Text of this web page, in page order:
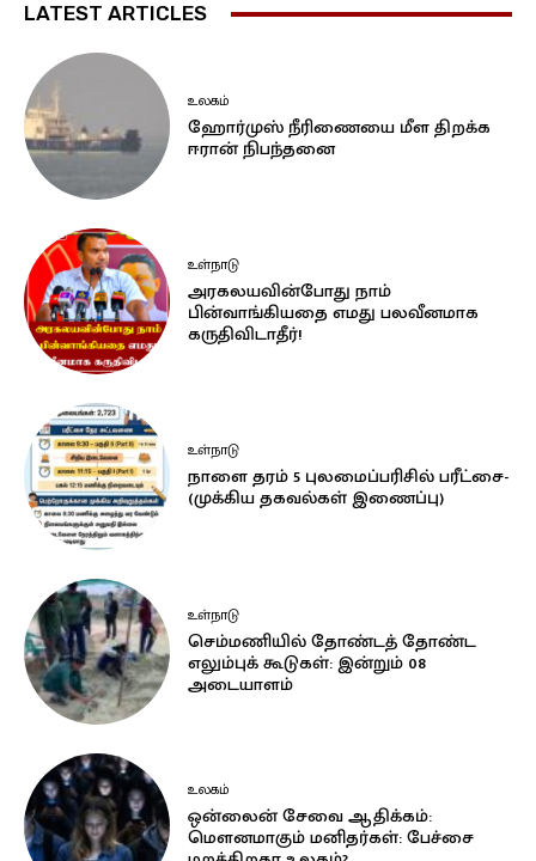
LATEST ARTICLES
உலகம்
ஹோர்முஸ் நீரிணையை மீள திறக்க
ஈரான் நிபந்தனை
உள்நாடு
அரகலயவின்போது நாம்
பின்வாங்கியதை எமது பலவீனமாக
கருதிவிடாதீர்!
உள்நாடு
நாளை தரம் 5 புலமைப்பரிசில் பரீட்சை-
(முக்கிய தகவல்கள் இணைப்பு)
உள்நாடு
செம்மணியில் தோண்டத் தோண்ட
எலும்புக் கூடுகள்: இன்றும் 08
அடையாளம்
உலகம்
ஒன்லைன் சேவை ஆதிக்கம்:
மௌனமாகும் மனிதர்கள்: பேச்சை